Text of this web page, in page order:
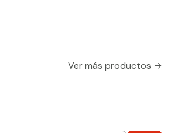
Ver más productos